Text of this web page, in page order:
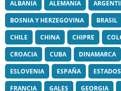
ALBANIA ALEMANIA
BOSNIA Y HERZEGOVINA
BRASIL
CHILE
CHINA CHIPRE
CROACIA
CUBA DINAMARCA
ESLOVENIA
ESPAÑA
FRANCIA
GALES GEORGIA